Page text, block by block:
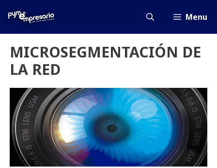
Menu
MICROSEGMENTACIÓN DE
LA RED